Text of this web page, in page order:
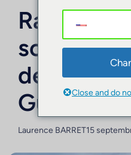
sommet
de la
Laurence BARRET15
Close and do